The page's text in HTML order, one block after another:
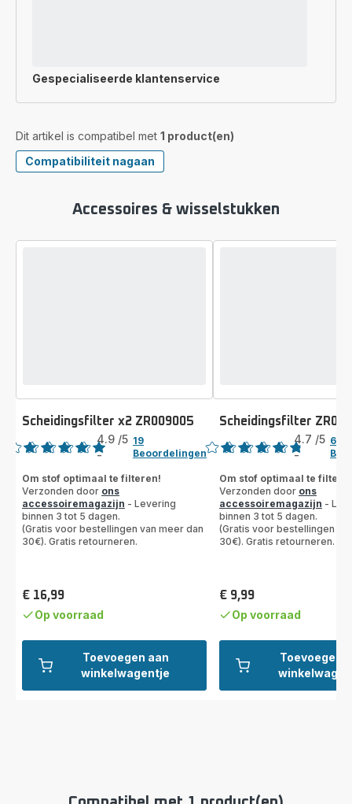
Gespecialiseerde klantenservice
Dit artikel is compatibel met 1 product(en)
Compatibiliteit nagaan
Accessoires & wisselstukken
Toevoegen aan
winkelwagentje
Scheidingsfilter x2 ZR009005
Beoordeling
4.9 /5
-
19
Beoordelingen
Om stof optimaal te filteren!
Verzonden door ons
accessoiremagazijn - Levering
binnen 3 tot 5 dagen.
(Gratis voor bestellingen van meer dan
30€). Gratis retourneren.
Prijs
€ 16,99
Op voorraad
Toevoegen
Scheidingsfilter
Beoordeling
4.7 /5
-
61
Om stof optimaal te
Verzonden door ons
accessoiremagazijn -
binnen 3 tot 5 dagen.
(Gratis voor bestellingen
30€). Gratis retourneren.
Prijs
€ 9,99
Op voorraad